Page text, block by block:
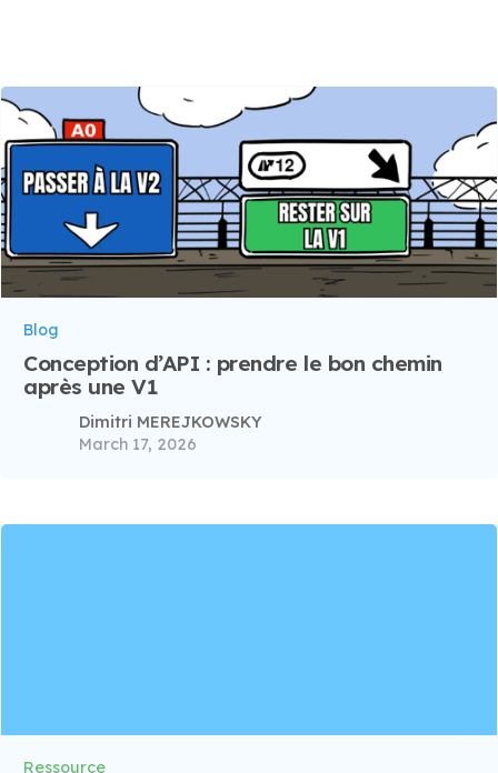
Blog
Conception d’API : prendre le bon chemin
après une V1
Dimitri MEREJKOWSKY
March 17, 2026
Ressource